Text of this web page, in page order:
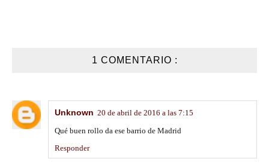
1 COMENTARIO :
Unknown 20 de abril de 2016 a las 7:15
Qué buen rollo da ese barrio de Madrid
Responder